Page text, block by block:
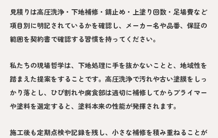
見積りは高圧洗浄・下地補修・錆止め・上塗り回数・足場費など
項目別に明記されているかを確認し、メーカー名や品番、保証の
範囲を契約書で確認する習慣を持ってください。
私たちの現場哲学は、下地処理に手を抜かないことと、地域性を
踏まえた提案をすることです。高圧洗浄で汚れや古い塗膜をしっ
かり落とし、ひび割れや腐食部は適切に補修してからプライマー
や塗料を選定すると、塗料本来の性能が発揮されます。
施工後も定期点検や記録を残し、小さな補修を積み重ねることが